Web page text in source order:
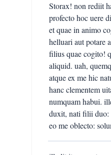
Storax! non rediit
profecto hoc uere
et quae in animo
helluari aut potare
filius quae cogito!
aliquid. uah,
atque ex me hic
hanc clementem
numquam habui.
duxit, nati filii duo:
eo me oblecto: